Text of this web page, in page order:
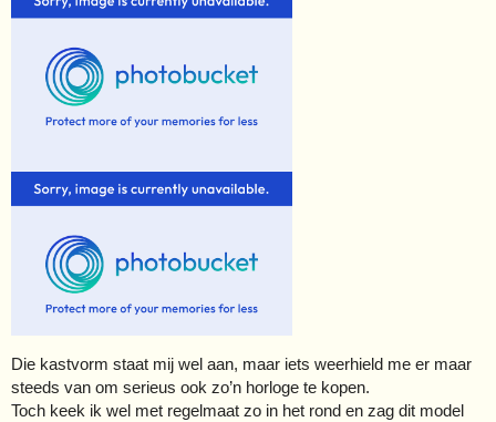
Die kastvorm staat mij wel aan, maar iets weerhield me er maar
steeds van om serieus ook zo’n horloge te kopen.
Toch keek ik wel met regelmaat zo in het rond en zag dit model